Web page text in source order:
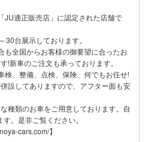
JU適正販売店」に認定された店舗で
30台展示しております。
も全国からお客様の御要望に合ったお
!新車のご注文も承っております。
検、整備、点検、保険、何でもお任せ!
設してありますので、アフター面も安
種類のお車をご用意しております。自
。是非ご覧ください。
cars.com/】